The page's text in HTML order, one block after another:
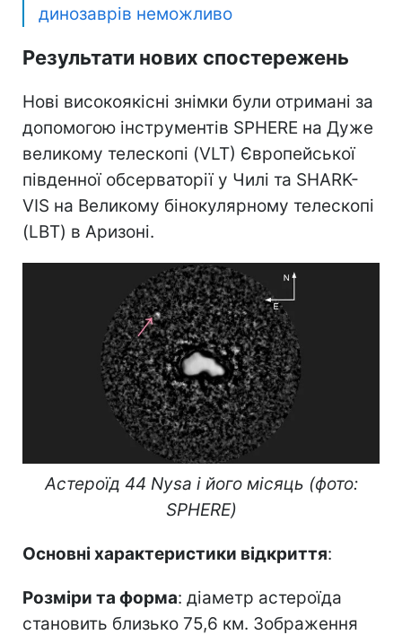
динозаврів неможливо
Результати нових спостережень
Нові високоякісні знімки були отримані за
допомогою інструментів SPHERE на Дуже
великому телескопі (VLT) Європейської
південної обсерваторії у Чилі та SHARK-
VIS на Великому бінокулярному телескопі
(LBT) в Аризоні.
Астероїд 44 Nysa і його місяць (фото:
SPHERE)
Основні характеристики відкриття:
Розміри та форма: діаметр астероїда
становить близько 75,6 км. Зображення